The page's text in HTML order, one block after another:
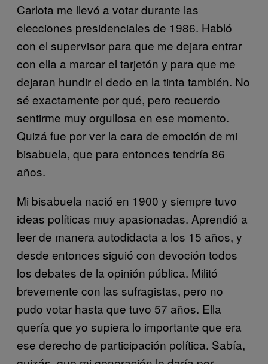
Carlota me llevó a votar durante las
elecciones presidenciales de 1986. Habló
con el supervisor para que me dejara entrar
con ella a marcar el tarjetón y para que me
dejaran hundir el dedo en la tinta también. No
sé exactamente por qué, pero recuerdo
sentirme muy orgullosa en ese momento.
Quizá fue por ver la cara de emoción de mi
bisabuela, que para entonces tendría 86
años.
Mi bisabuela nació en 1900 y siempre tuvo
ideas políticas muy apasionadas. Aprendió a
leer de manera autodidacta a los 15 años, y
desde entonces siguió con devoción todos
los debates de la opinión pública. Militó
brevemente con las sufragistas, pero no
pudo votar hasta que tuvo 57 años. Ella
quería que yo supiera lo importante que era
ese derecho de participación política. Sabía,